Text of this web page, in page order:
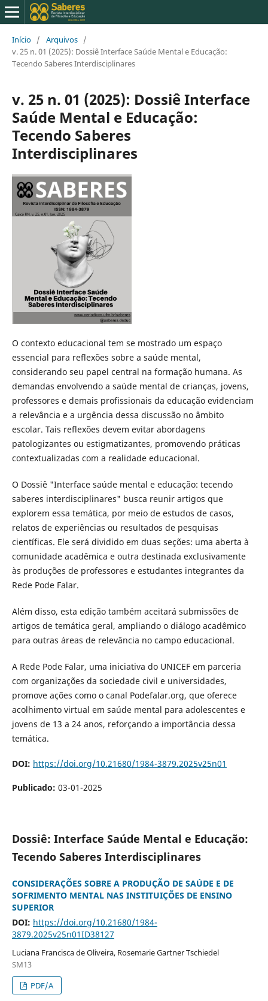
Início / Arquivos /
v. 25 n. 01 (2025): Dossiê Interface Saúde Mental e Educação:
Tecendo Saberes Interdisciplinares
v. 25 n. 01 (2025): Dossiê Interface
Saúde Mental e Educação:
Tecendo Saberes
Interdisciplinares
O contexto educacional tem se mostrado um espaço
essencial para reflexões sobre a saúde mental,
considerando seu papel central na formação humana. As
demandas envolvendo a saúde mental de crianças, jovens,
professores e demais profissionais da educação evidenciam
a relevância e a urgência dessa discussão no âmbito
escolar. Tais reflexões devem evitar abordagens
patologizantes ou estigmatizantes, promovendo práticas
contextualizadas com a realidade educacional.
O Dossiê "Interface saúde mental e educação: tecendo
saberes interdisciplinares" busca reunir artigos que
explorem essa temática, por meio de estudos de casos,
relatos de experiências ou resultados de pesquisas
científicas. Ele será dividido em duas seções: uma aberta à
comunidade acadêmica e outra destinada exclusivamente
às produções de professores e estudantes integrantes da
Rede Pode Falar.
Além disso, esta edição também aceitará submissões de
artigos de temática geral, ampliando o diálogo acadêmico
para outras áreas de relevância no campo educacional.
A Rede Pode Falar, uma iniciativa do UNICEF em parceria
com organizações da sociedade civil e universidades,
promove ações como o canal Podefalar.org, que oferece
acolhimento virtual em saúde mental para adolescentes e
jovens de 13 a 24 anos, reforçando a importância dessa
temática.
DOI: https://doi.org/10.21680/1984-3879.2025v25n01
Publicado: 03-01-2025
Dossiê: Interface Saúde Mental e Educação:
Tecendo Saberes Interdisciplinares
CONSIDERAÇÕES SOBRE A PRODUÇÃO DE SAÚDE E DE
SOFRIMENTO MENTAL NAS INSTITUIÇÕES DE ENSINO
SUPERIOR
DOI: https://doi.org/10.21680/1984-
3879.2025v25n01ID38127
Luciana Francisca de Oliveira, Rosemarie Gartner Tschiedel
SM13
PDF/A